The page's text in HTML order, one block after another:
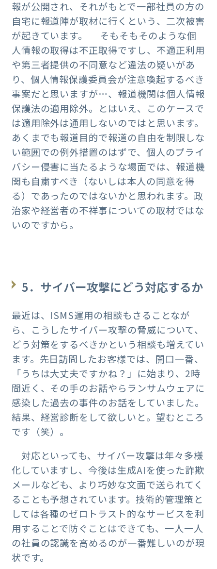
報が公開され、それがもとで一部社員の方の
自宅に報道陣が取材に行くという、二次被害
が起きています。 そもそもそのような個
人情報の取得は不正取得ですし、不適正利用
や第三者提供の不同意など違法の疑いがあ
り、個人情報保護委員会が注意喚起するべき
事案だと思いますが…、報道機関は個人情報
保護法の適用除外。とはいえ、このケースで
は適用除外は通用しないのではと思います。
あくまでも報道目的で報道の自由を制限しな
い範囲での例外措置のはずで、個人のプライ
バシー侵害に当たるような場面では、報道機
関も自粛すべき（ないしは本人の同意を得
る）であったのではないかと思われます。政
治家や経営者の不祥事についての取材ではな
いのですから。
5．サイバー攻撃にどう対応するか
最近は、ISMS運用の相談もさることなが
ら、こうしたサイバー攻撃の脅威について、
どう対策をするべきかという相談も増えてい
ます。先日訪問したお客様では、開口一番、
「うちは大丈夫ですかね？」に始まり、2時
間近く、その手のお話やらランサムウェアに
感染した過去の事件のお話をしていました。
結果、経営診断をして欲しいと。望むところ
です（笑）。
対応といっても、サイバー攻撃は年々多様
化していますし、今後は生成AIを使った詐欺
メールなども、より巧妙な文面で送られてく
ることも予想されています。技術的管理策と
しては各種のゼロトラスト的なサービスを利
用することで防ぐことはできても、一人一人
の社員の認識を高めるのが一番難しいのが現
状です。